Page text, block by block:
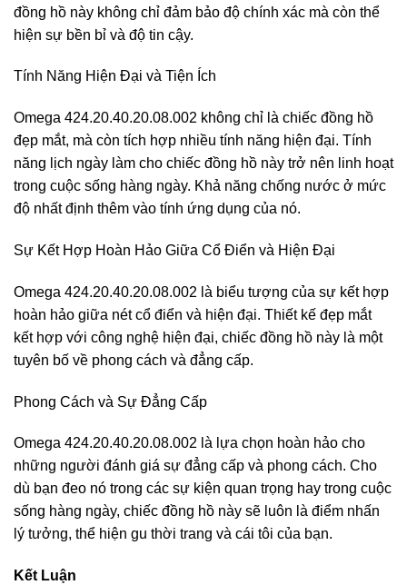
đồng hồ này không chỉ đảm bảo độ chính xác mà còn thể
hiện sự bền bỉ và độ tin cậy.
Tính Năng Hiện Đại và Tiện Ích
Omega 424.20.40.20.08.002 không chỉ là chiếc đồng hồ
đẹp mắt, mà còn tích hợp nhiều tính năng hiện đại. Tính
năng lịch ngày làm cho chiếc đồng hồ này trở nên linh hoạt
trong cuộc sống hàng ngày. Khả năng chống nước ở mức
độ nhất định thêm vào tính ứng dụng của nó.
Sự Kết Hợp Hoàn Hảo Giữa Cổ Điển và Hiện Đại
Omega 424.20.40.20.08.002 là biểu tượng của sự kết hợp
hoàn hảo giữa nét cổ điển và hiện đại. Thiết kế đẹp mắt
kết hợp với công nghệ hiện đại, chiếc đồng hồ này là một
tuyên bố về phong cách và đẳng cấp.
Phong Cách và Sự Đẳng Cấp
Omega 424.20.40.20.08.002 là lựa chọn hoàn hảo cho
những người đánh giá sự đẳng cấp và phong cách. Cho
dù bạn đeo nó trong các sự kiện quan trọng hay trong cuộc
sống hàng ngày, chiếc đồng hồ này sẽ luôn là điểm nhấn
lý tưởng, thể hiện gu thời trang và cái tôi của bạn.
Kết Luận